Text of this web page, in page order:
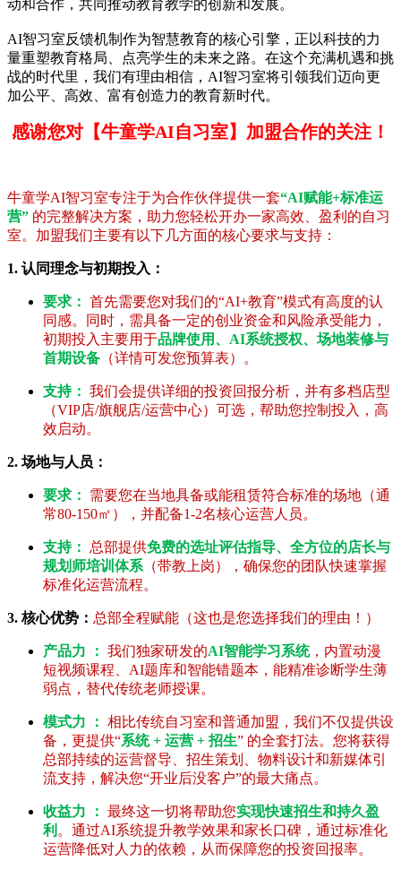
动和合作，共同推动教育教学的创新和发展。
AI智习室反馈机制作为智慧教育的核心引擎，正以科技的力
量重塑教育格局、点亮学生的未来之路。在这个充满机遇和挑
战的时代里，我们有理由相信，AI智习室将引领我们迈向更
加公平、高效、富有创造力的教育新时代。
感谢您对【牛童学AI自习室】加盟合作的关注！
牛童学AI智习室专注于为合作伙伴提供一套“AI赋能+标准运
营” 的完整解决方案，助力您轻松开办一家高效、盈利的自习
室。加盟我们主要有以下几方面的核心要求与支持：
1. 认同理念与初期投入：
要求： 首先需要您对我们的“AI+教育”模式有高度的认
同感。同时，需具备一定的创业资金和风险承受能力，
初期投入主要用于品牌使用、AI系统授权、场地装修与
首期设备 （详情可发您预算表）。
支持： 我们会提供详细的投资回报分析，并有多档店型
（VIP店/旗舰店/运营中心）可选，帮助您控制投入，高
效启动。
2. 场地与人员：
要求：
需要您在当地具备或能租赁符合标准的场地（通
常80-150㎡），并配备1-2名核心运营人员。
支持： 总部提供免费的选址评估指导、全方位的店长与
规划师培训体系 （带教上岗），确保您的团队快速掌握
标准化运营流程。
3. 核心优势： 总部全程赋能（这也是您选择我们的理由！）
产品力 ： 我们独家研发的AI智能学习系统，内置动漫
短视频课程、AI题库和智能错题本，能精准诊断学生薄
弱点，替代传统老师授课。
模式力 ： 相比传统自习室和普通加盟，我们不仅提供设
备，更提供“系统 + 运营 + 招生” 的全套打法。您将获得
总部持续的运营督导、招生策划、物料设计和新媒体引
流支持，解决您“开业后没客户”的最大痛点。
收益力 ： 最终这一切将帮助您实现快速招生和持久盈
利 。通过AI系统提升教学效果和家长口碑，通过标准化
运营降低对人力的依赖，从而保障您的投资回报率。